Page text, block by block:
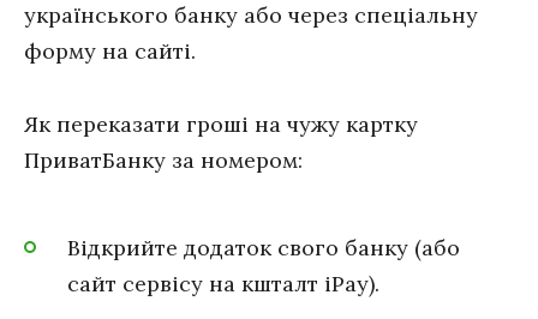
українського банку або через спеціальну
форму на сайті.
Як переказати гроші на чужу картку
ПриватБанку за номером:
Відкрийте додаток свого банку (або
сайт сервісу на кшталт iPay).